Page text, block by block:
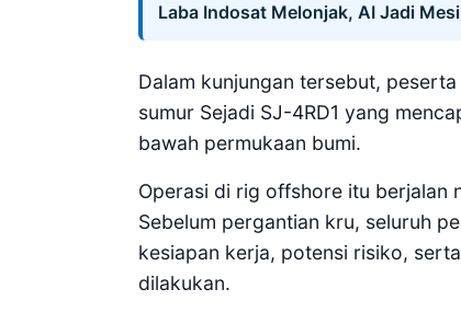
Laba Indosat Melonjak, AI Jadi
Dalam kunjungan tersebut,
sumur Sejadi SJ-4RD1 yang
bawah permukaan bumi.
Operasi di rig offshore itu berjalan
Sebelum pergantian kru, seluruh
kesiapan kerja, potensi risiko,
dilakukan.